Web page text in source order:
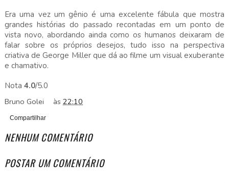
Era uma vez um gênio é uma excelente fábula que mostra
grandes histórias do passado recontadas em um ponto de
vista novo, abordando ainda como os humanos deixaram de
falar sobre os próprios desejos, tudo isso na perspectiva
criativa de George Miller que dá ao filme um visual exuberante
e chamativo.
Nota 4.0/5.0
Bruno Golei
às22:10
Compartilhar
NENHUM COMENTÁRIO
POSTAR UM COMENTÁRIO